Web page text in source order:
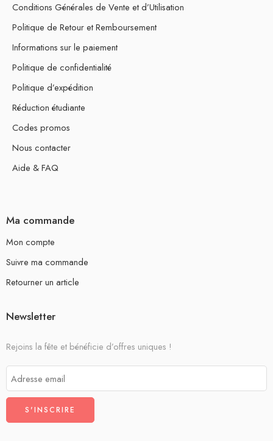
Conditions Générales de Vente et d’Utilisation
Politique de Retour et Remboursement
Informations sur le paiement
Politique de confidentialité
Politique d’expédition
Réduction étudiante
Codes promos
Nous contacter
Aide & FAQ
Ma commande
Mon compte
Suivre ma commande
Retourner un article
Newsletter
Rejoins la fête et bénéficie d’offres uniques !